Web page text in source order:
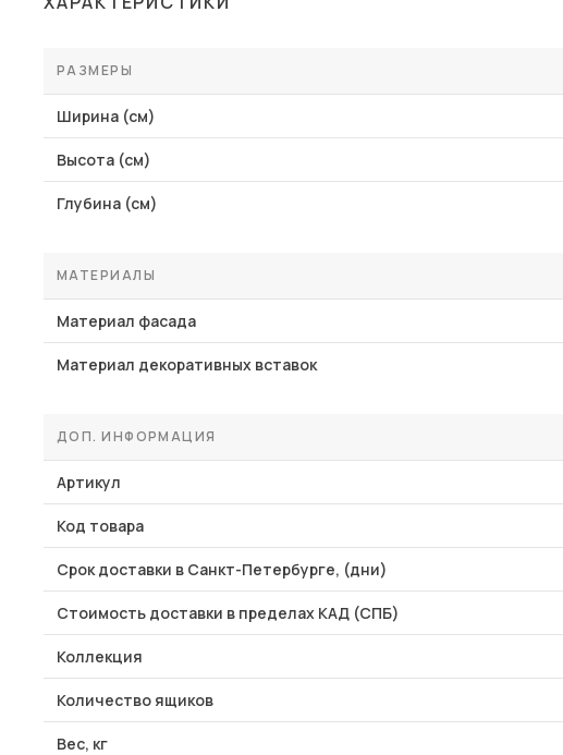
РАЗМЕРЫ
Ширина (см)
Высота (см)
Глубина (см)
МАТЕРИАЛЫ
Материал фасада
Материал декоративных вставок
ДОП. ИНФОРМАЦИЯ
Артикул
Код товара
Срок доставки в Санкт-Петербурге, (дни)
Стоимость доставки в пределах КАД (СПБ)
Коллекция
Количество ящиков
Вес, кг